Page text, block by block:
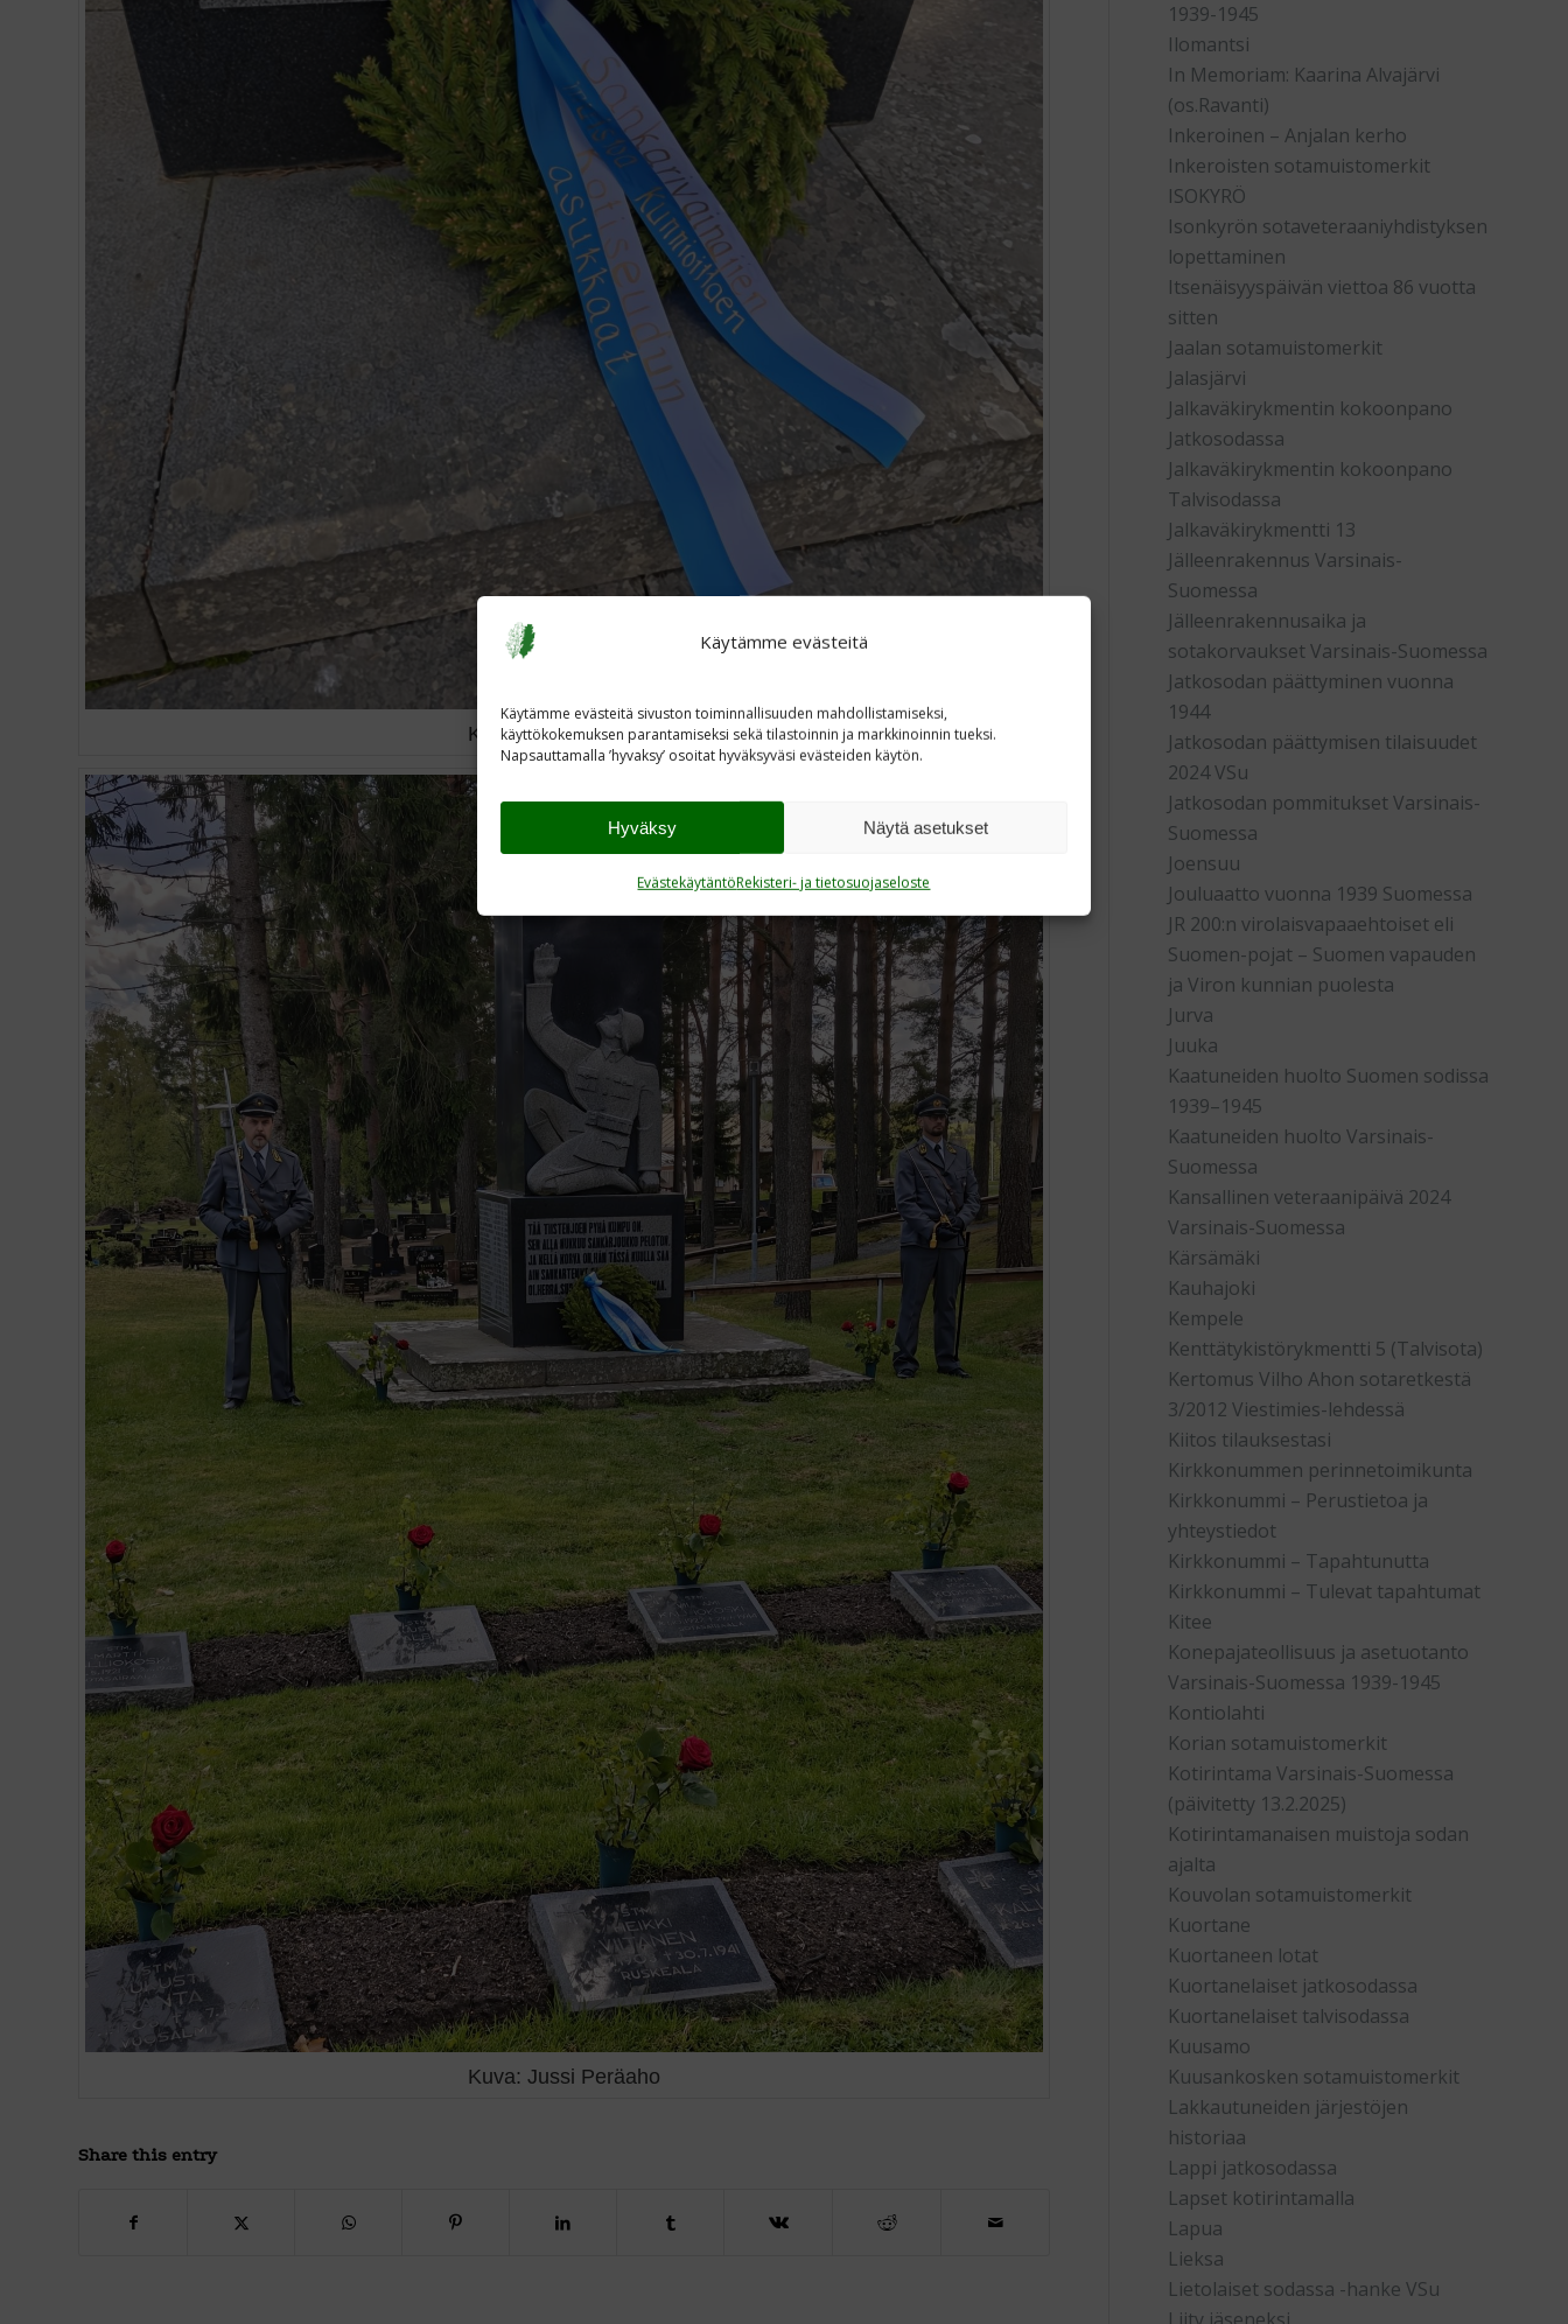
Käytämme evästeitä
Käytämme evästeitä sivuston toiminnallisuuden mahdollistamiseksi,
käyttökokemuksen parantamiseksi sekä tilastoinnin ja markkinoinnin tueksi.
Napsauttamalla ’hyvaksy’ osoitat hyväksyväsi evästeiden käytön.
Hyväksy Näytä asetukset
EvästekäytäntöRekisteri- ja tietosuojaseloste
Kuva: Jussi Peräaho
Kuva: Jussi Peräaho
Share this entry
1939-1945
Ilomantsi
In Memoriam: Kaarina Alvajärvi
(os.Ravanti)
Inkeroinen – Anjalan kerho
Inkeroisten sotamuistomerkit
ISOKYRÖ
Isonkyrön sotaveteraaniyhdistyksen
lopettaminen
Itsenäisyyspäivän viettoa 86 vuotta
sitten
Jaalan sotamuistomerkit
Jalasjärvi
Jalkaväkirykmentin kokoonpano
Jatkosodassa
Jalkaväkirykmentin kokoonpano
Talvisodassa
Jalkaväkirykmentti 13
Jälleenrakennus Varsinais-
Suomessa
Jälleenrakennusaika ja
sotakorvaukset Varsinais-Suomessa
Jatkosodan päättyminen vuonna
1944
Jatkosodan päättymisen tilaisuudet
2024 VSu
Jatkosodan pommitukset Varsinais-
Suomessa
Joensuu
Jouluaatto vuonna 1939 Suomessa
JR 200:n virolaisvapaaehtoiset eli
Suomen-pojat – Suomen vapauden
ja Viron kunnian puolesta
Jurva
Juuka
Kaatuneiden huolto Suomen sodissa
1939–1945
Kaatuneiden huolto Varsinais-
Suomessa
Kansallinen veteraanipäivä 2024
Varsinais-Suomessa
Kärsämäki
Kauhajoki
Kempele
Kenttätykistörykmentti 5 (Talvisota)
Kertomus Vilho Ahon sotaretkestä
3/2012 Viestimies-lehdessä
Kiitos tilauksestasi
Kirkkonummen perinnetoimikunta
Kirkkonummi – Perustietoa ja
yhteystiedot
Kirkkonummi – Tapahtunutta
Kirkkonummi – Tulevat tapahtumat
Kitee
Konepajateollisuus ja asetuotanto
Varsinais-Suomessa 1939-1945
Kontiolahti
Korian sotamuistomerkit
Kotirintama Varsinais-Suomessa
(päivitetty 13.2.2025)
Kotirintamanaisen muistoja sodan
ajalta
Kouvolan sotamuistomerkit
Kuortane
Kuortaneen lotat
Kuortanelaiset jatkosodassa
Kuortanelaiset talvisodassa
Kuusamo
Kuusankosken sotamuistomerkit
Lakkautuneiden järjestöjen
historiaa
Lappi jatkosodassa
Lapset kotirintamalla
Lapua
Lieksa
Lietolaiset sodassa -hanke VSu